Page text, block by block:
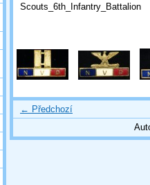
Scouts_6th_Infantry_Battalion
← Předchozí